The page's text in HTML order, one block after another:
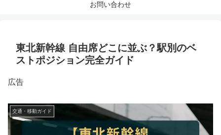
お問い合わせ
東北新幹線 自由席どこに並ぶ？駅別のベ
ストポジション完全ガイド
広告
交通・移動ガイド